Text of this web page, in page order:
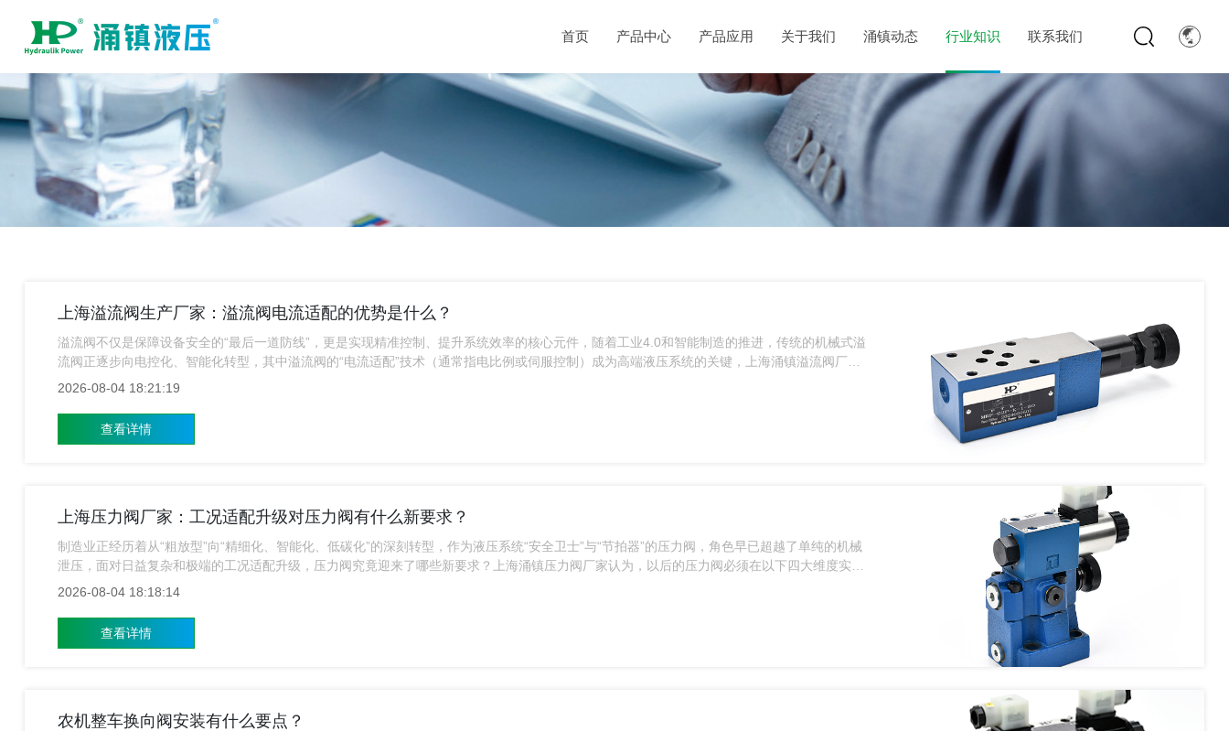
首页 产品中心 产品应用 关于我们 涌镇动态 行业知识 联系我们
上海溢流阀生产厂家：溢流阀电流适配的优势是什么？
溢流阀不仅是保障设备安全的“最后一道防线”，更是实现精准控制、提升系统效率的核心元件，随着工业4.0和智能制造的推进，传统的机械式溢
流阀正逐步向电控化、智能化转型，其中溢流阀的“电流适配”技术（通常指电比例或伺服控制）成为高端液压系统的关键，上海涌镇溢流阀厂家
为您详细讲解溢流阀电流适配的核心优势。
2026-08-04 18:21:19
查看详情
上海压力阀厂家：工况适配升级对压力阀有什么新要求？
制造业正经历着从“粗放型”向“精细化、智能化、低碳化”的深刻转型，作为液压系统“安全卫士”与“节拍器”的压力阀，角色早已超越了单纯的机械
泄压，面对日益复杂和极端的工况适配升级，压力阀究竟迎来了哪些新要求？上海涌镇压力阀厂家认为，以后的压力阀必须在以下四大维度实现
全面进化。
2026-08-04 18:18:14
查看详情
农机整车换向阀安装有什么要点？